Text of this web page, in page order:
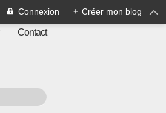
Connexion + Créer mon blog
Contact